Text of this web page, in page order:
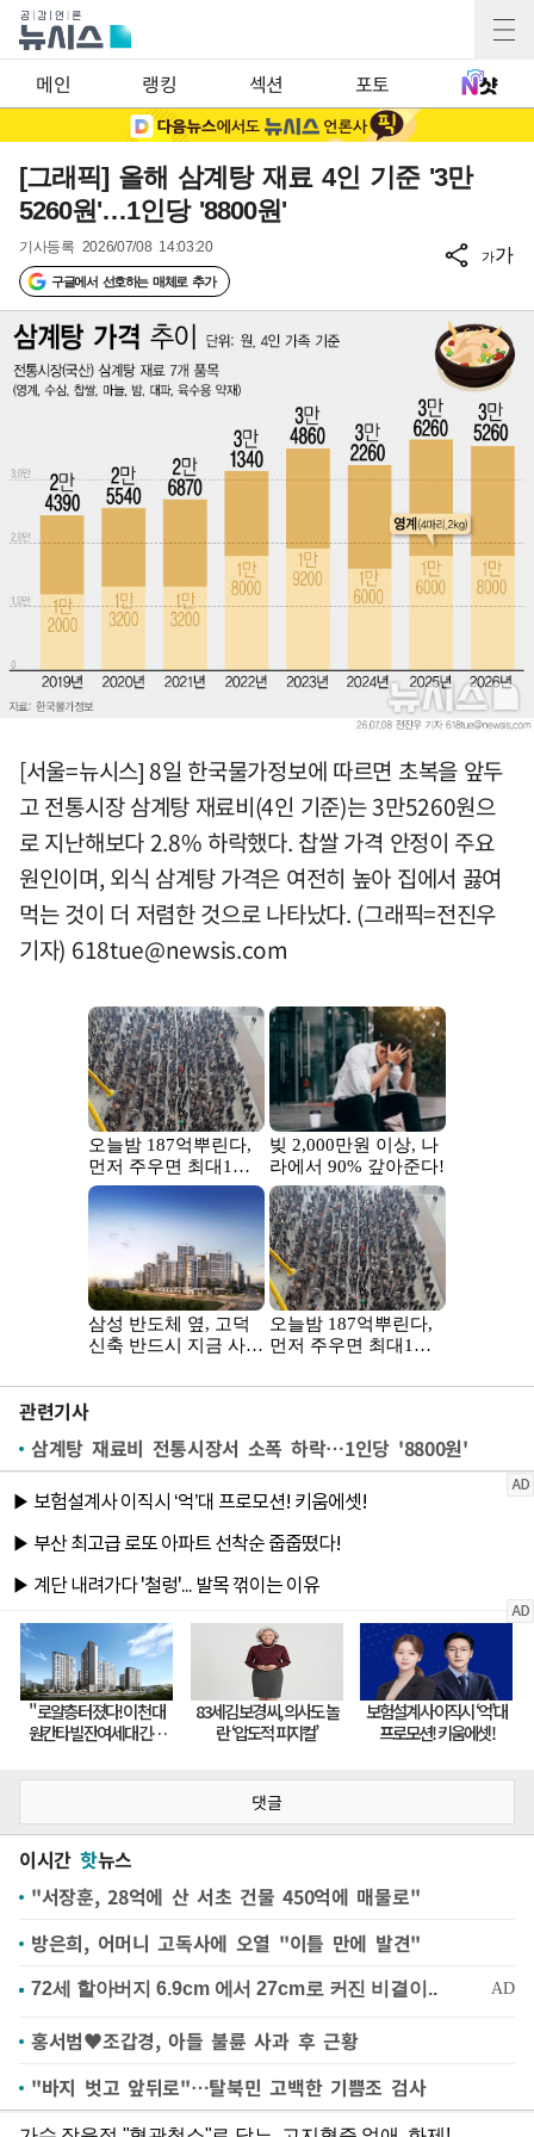
메인 랭킹 섹션 포토
[그래픽] 올해 삼계탕 재료 4인 기준 '3만
5260원'…1인당 '8800원'
기사등록 2026/07/08 14:03:20
구글에서 선호하는 매체로 추가
가가
[서울=뉴시스] 8일 한국물가정보에 따르면 초복을 앞두
고 전통시장 삼계탕 재료비(4인 기준)는 3만5260원으
로 지난해보다 2.8% 하락했다. 찹쌀 가격 안정이 주요
원인이며, 외식 삼계탕 가격은 여전히 높아 집에서 끓여
먹는 것이 더 저렴한 것으로 나타났다. (그래픽=전진우
기자) 618tue@newsis.com
관련기사
삼계탕 재료비 전통시장서 소폭 하락…1인당 '8800원'
댓글
이시간 핫뉴스
"서장훈, 28억에 산 서초 건물 450억에 매물로"
방은희, 어머니 고독사에 오열 "이틀 만에 발견"
홍서범♥조갑경, 아들 불륜 사과 후 근황
"바지 벗고 앞뒤로"…탈북민 고백한 기쁨조 검사